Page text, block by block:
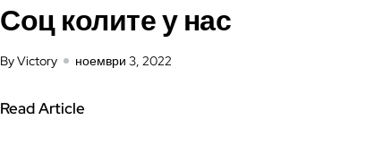
Соц колите у нас
By Victory ноември 3, 2022
Read Article